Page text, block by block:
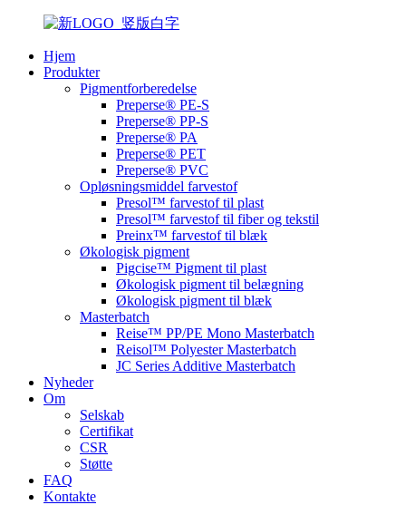
Hjem
Produkter
Pigmentforberedelse
Preperse® PE-S
Preperse® PP-S
Preperse® PA
Preperse® PET
Preperse® PVC
Opløsningsmiddel farvestof
Presol™ farvestof til plast
Presol™ farvestof til fiber og tekstil
Preinx™ farvestof til blæk
Økologisk pigment
Pigcise™ Pigment til plast
Økologisk pigment til belægning
Økologisk pigment til blæk
Masterbatch
Reise™ PP/PE Mono Masterbatch
Reisol™ Polyester Masterbatch
JC Series Additive Masterbatch
Nyheder
Om
Selskab
Certifikat
CSR
Støtte
FAQ
Kontakte